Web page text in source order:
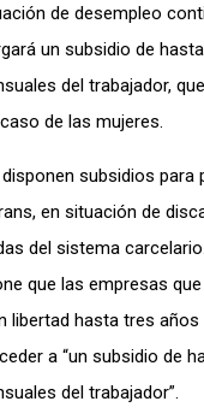
de desempleo
un subsidio de
del trabajador,
de las mujeres.
subsidios para
en situación de
del sistema
que las empresas
libertad hasta tres años
a “un subsidio de
del trabajador”.